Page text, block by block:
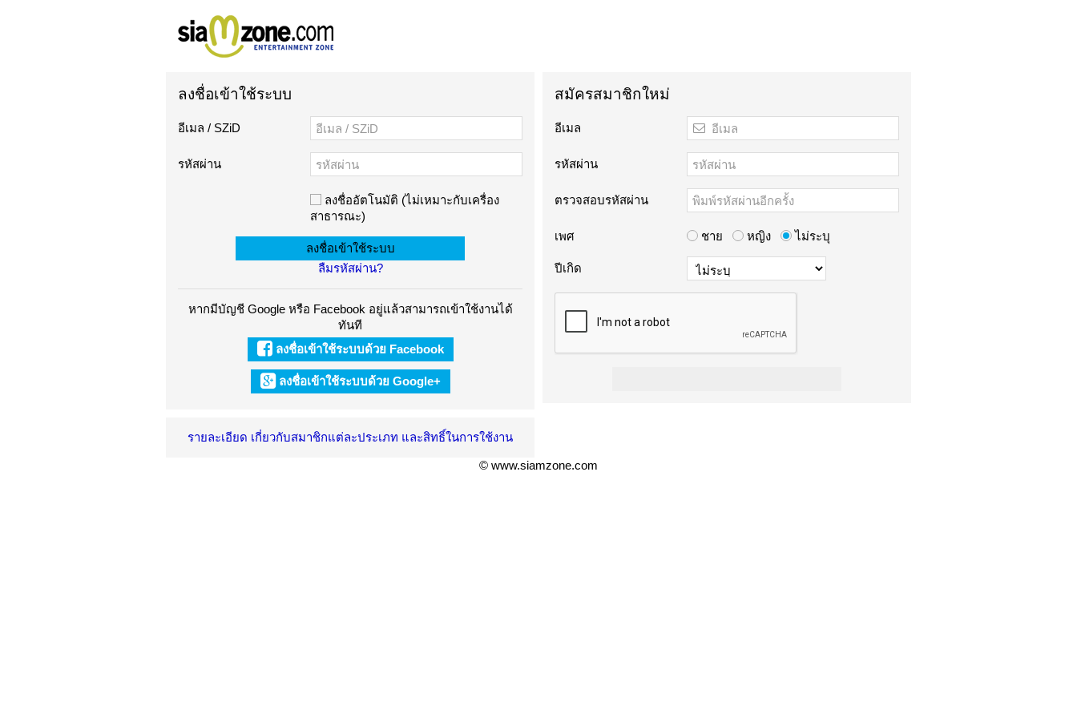
ลงชื่อเข้าใช้ระบบ
อีเมล / SZiD
รหัสผ่าน
ลงชื่ออัตโนมัติ (ไม่เหมาะกับเครื่อง
สาธารณะ)
ลืมรหัสผ่าน?
หากมีบัญชี Google หรือ Facebook อยู่แล้วสามารถเข้าใช้งานได้
ทันที
ลงชื่อเข้าใช้ระบบด้วย Facebook
ลงชื่อเข้าใช้ระบบด้วย Google+
รายละเอียด เกี่ยวกับสมาชิกแต่ละประเภท และสิทธิ์ในการใช้งาน
สมัครสมาชิกใหม่
อีเมล
รหัสผ่าน
ตรวจสอบรหัสผ่าน
เพศ ชาย หญิง ไม่ระบุ
ปีเกิด
© www.siamzone.com